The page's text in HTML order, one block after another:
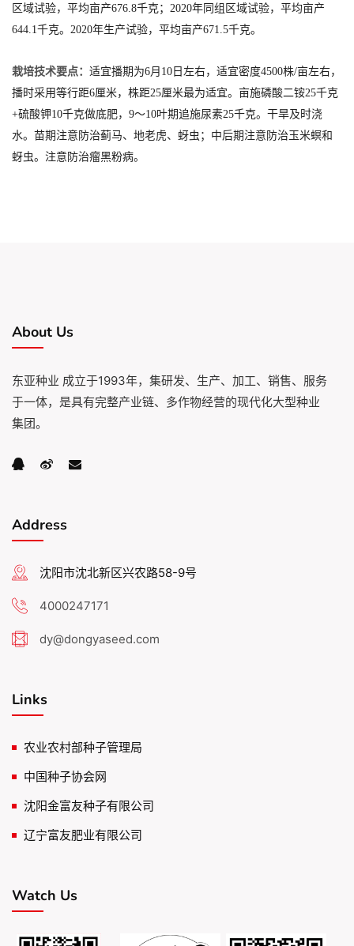
区域试验，平均亩产676.8千克；2020年同组区域试验，平均亩产
644.1千克。2020年生产试验，平均亩产671.5千克。
栽培技术要点： 适宜播期为6月10日左右，适宜密度4500株/亩左右，
播时采用等行距6厘米，株距25厘米最为适宜。亩施磷酸二铵25千克
+硫酸钾10千克做底肥，9～10叶期追施尿素25千克。干旱及时浇
水。苗期注意防治蓟马、地老虎、蚜虫；中后期注意防治玉米螟和
蚜虫。注意防治瘤黑粉病。
About Us
东亚种业 成立于1993年，集研发、生产、加工、销售、服务
于一体，是具有完整产业链、多作物经营的现代化大型种业
集团。
Address
沈阳市沈北新区兴农路58-9号
4000247171
dy@dongyaseed.com
Links
农业农村部种子管理局
中国种子协会网
沈阳金富友种子有限公司
辽宁富友肥业有限公司
Watch Us